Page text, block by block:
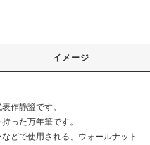
イメージ
作静謐です。
った万年筆です。
どで使用される、ウォールナット